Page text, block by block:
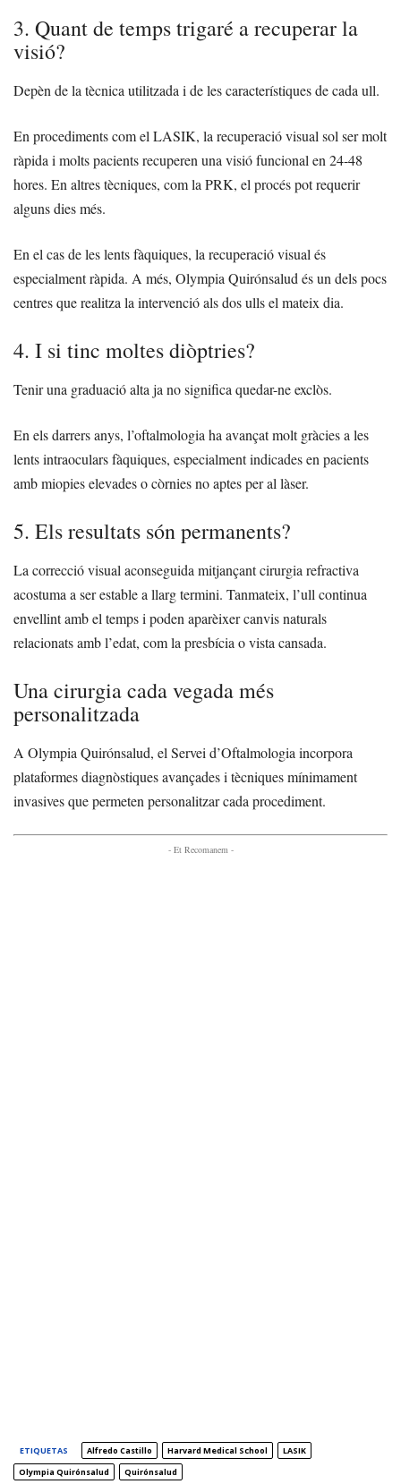
3. Quant de temps trigaré a recuperar la
visió?
Depèn de la tècnica utilitzada i de les característiques de cada ull.
En procediments com el LASIK, la recuperació visual sol ser molt
ràpida i molts pacients recuperen una visió funcional en 24-48
hores. En altres tècniques, com la PRK, el procés pot requerir
alguns dies més.
En el cas de les lents fàquiques, la recuperació visual és
especialment ràpida. A més, Olympia Quirónsalud és un dels pocs
centres que realitza la intervenció als dos ulls el mateix dia.
4. I si tinc moltes diòptries?
Tenir una graduació alta ja no significa quedar-ne exclòs.
En els darrers anys, l’oftalmologia ha avançat molt gràcies a les
lents intraoculars fàquiques, especialment indicades en pacients
amb miopies elevades o còrnies no aptes per al làser.
5. Els resultats són permanents?
La correcció visual aconseguida mitjançant cirurgia refractiva
acostuma a ser estable a llarg termini. Tanmateix, l’ull continua
envellint amb el temps i poden aparèixer canvis naturals
relacionats amb l’edat, com la presbícia o vista cansada.
Una cirurgia cada vegada més
personalitzada
A Olympia Quirónsalud, el Servei d’Oftalmologia incorpora
plataformes diagnòstiques avançades i tècniques mínimament
invasives que permeten personalitzar cada procediment.
- Et Recomanem -
ETIQUETAS Alfredo Castillo Harvard Medical School
LASIK
Olympia Quirónsalud
Quirónsalud